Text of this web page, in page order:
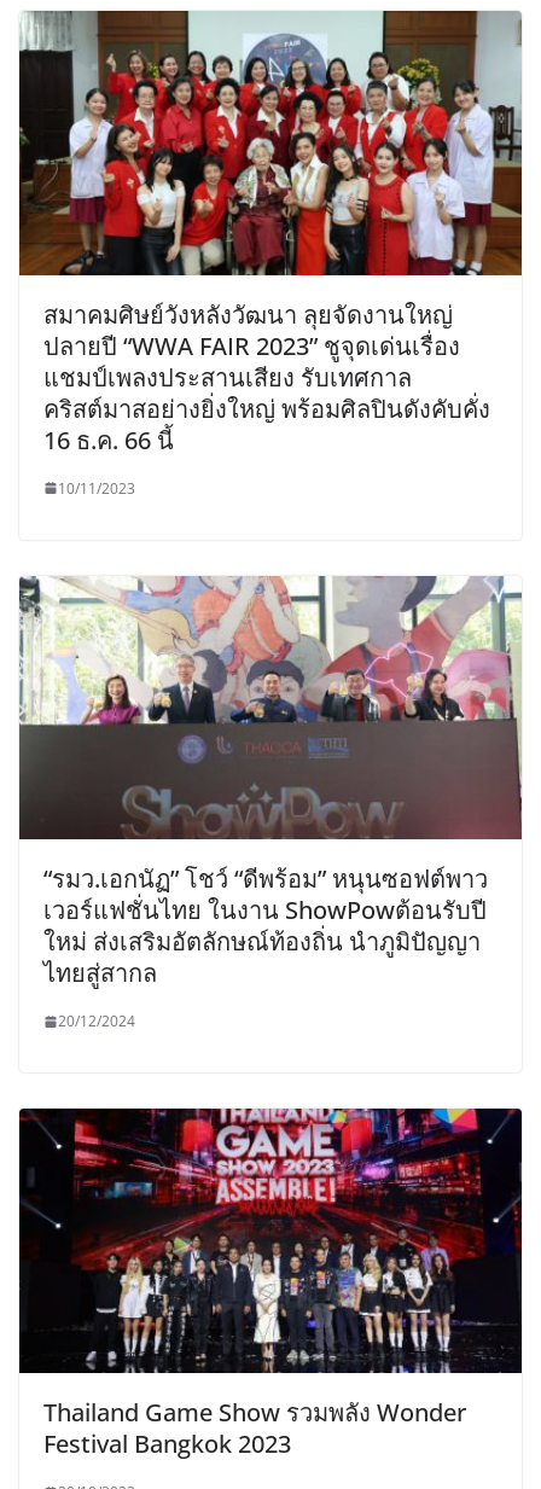
สมาคมศิษย์วังหลังวัฒนา ลุยจัดงานใหญ่
ปลายปี “WWA FAIR 2023” ชูจุดเด่นเรื่อง
แชมป์เพลงประสานเสียง รับเทศกาล
คริสต์มาสอย่างยิ่งใหญ่ พร้อมศิลปินดังคับคั่ง
16 ธ.ค. 66 นี้
10/11/2023
“รมว.เอกนัฏ” โชว์ “ดีพร้อม” หนุนซอฟต์พาว
เวอร์แฟชั่นไทย ในงาน ShowPowต้อนรับปี
ใหม่ ส่งเสริมอัตลักษณ์ท้องถิ่น นำภูมิปัญญา
ไทยสู่สากล
20/12/2024
Thailand Game Show รวมพลัง Wonder
Festival Bangkok 2023